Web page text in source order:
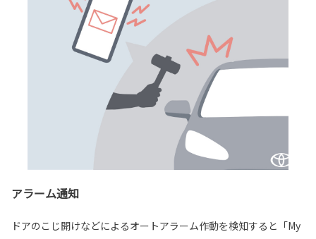
アラーム通知
ドアのこじ開けなどによるオートアラーム作動を検知すると「My